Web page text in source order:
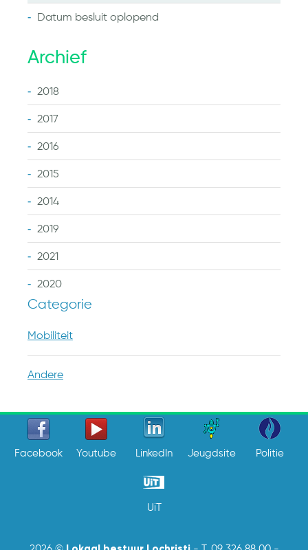
Datum besluit oplopend
Archief
2018
2017
2016
2015
2014
2019
2021
2020
Categorie
Mobiliteit
Andere
Facebook Youtube LinkedIn Jeugdsite Politie
UiT